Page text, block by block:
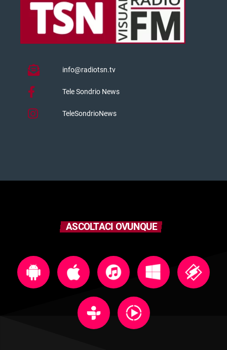
info@radiotsn.tv
Tele Sondrio News
TeleSondrioNews
ASCOLTACI OVUNQUE